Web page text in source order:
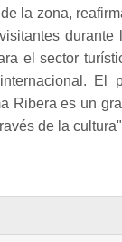
la zona,
el sector
El
Ribera es un
de la